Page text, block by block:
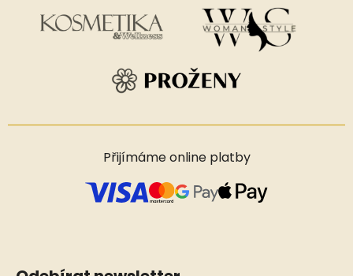
Přijímáme online platby